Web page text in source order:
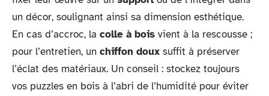
un décor, soulignant ainsi sa dimension esthétique.
En cas d’accroc, la colle à bois vient à la rescousse ;
pour l’entretien, un chiffon doux suffit à préserver
l’éclat des matériaux. Un conseil : stockez toujours
vos puzzles en bois à l’abri de l’humidité pour éviter